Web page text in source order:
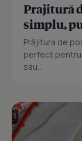
Prajitură
simplu,
Prăjitura de
perfect pentru
sau...